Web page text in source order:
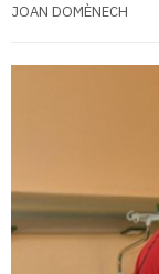
JOAN DOMÈNECH